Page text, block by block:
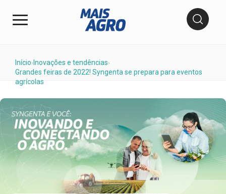
Início› Inovações e tendências›
Grandes feiras de 2022! Syngenta se prepara para eventos
agrícolas